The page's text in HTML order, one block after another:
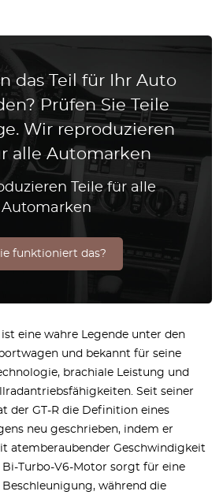
das Teil für Ihr Auto
Prüfen Sie Teile
Wir reproduzieren
alle Automarken
Teile für alle
Automarken
funktioniert das?
ist eine wahre Legende unter den
und bekannt für seine
brachiale Leistung und
Seit seiner
der GT-R die Definition eines
neu geschrieben, indem er
atemberaubender Geschwindigkeit
Bi-Turbo-V6-Motor sorgt für eine
während die